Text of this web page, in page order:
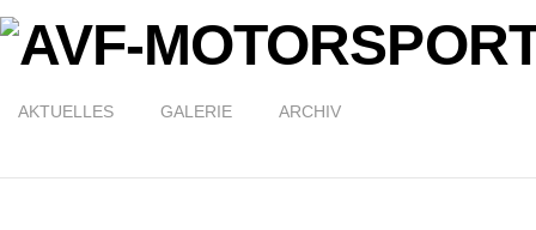
AKTUELLES GALERIE ARCHIV